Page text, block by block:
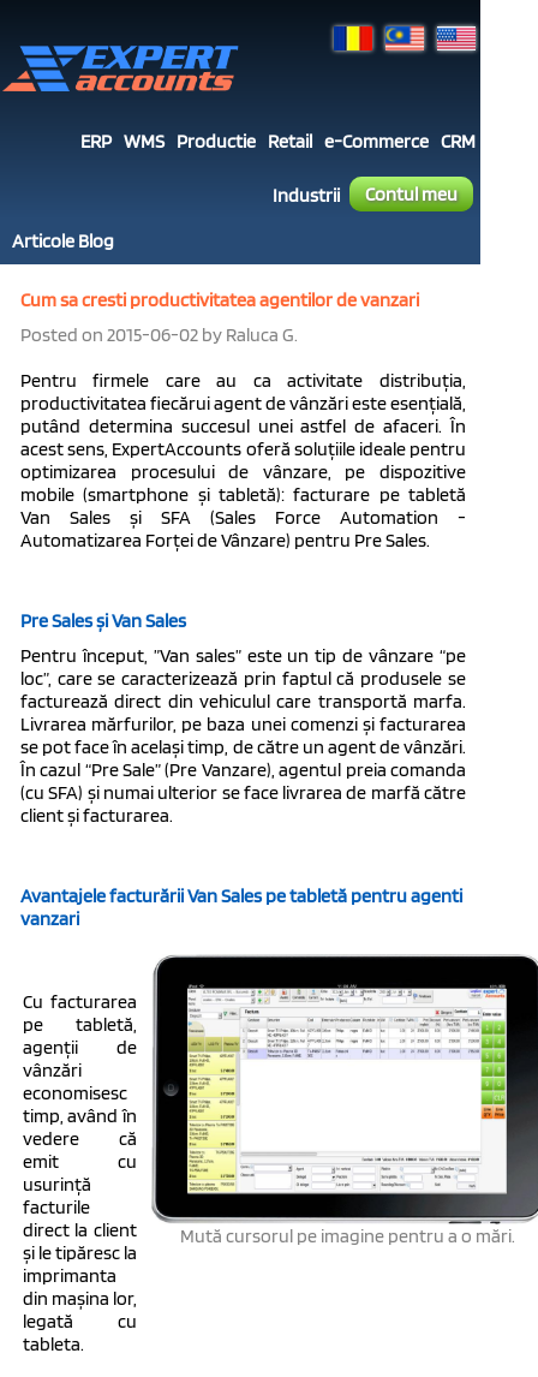
ERP WMS Productie Retail e-Commerce CRM
Industrii Contul meu
Articole Blog
Cum sa cresti productivitatea agentilor de vanzari
Posted on 2015-06-02 by Raluca G.
Pentru firmele care au ca activitate distribuția,
productivitatea fiecărui agent de vânzări este esențială,
putând determina succesul unei astfel de afaceri. În
acest sens, ExpertAccounts oferă soluțiile ideale pentru
optimizarea procesului de vânzare, pe dispozitive
mobile (smartphone și tabletă): facturare pe tabletă
Van Sales și SFA (Sales Force Automation -
Automatizarea Forței de Vânzare) pentru Pre Sales.
Pre Sales și Van Sales
Pentru început, ”Van sales” este un tip de vânzare “pe
loc”, care se caracterizează prin faptul că produsele se
facturează direct din vehiculul care transportă marfa.
Livrarea mărfurilor, pe baza unei comenzi și facturarea
se pot face în același timp, de către un agent de vânzări.
În cazul “Pre Sale” (Pre Vanzare), agentul preia comanda
(cu SFA) și numai ulterior se face livrarea de marfă către
client și facturarea.
Avantajele facturării Van Sales pe tabletă pentru agenti
vanzari
Cu facturarea
pe tabletă,
agenții de
vânzări
economisesc
timp, având în
vedere că
emit cu
usurință
facturile
direct la client
și le tipăresc la
imprimanta
din mașina lor,
legată cu
tableta.
Mută cursorul pe imagine pentru a o mări.